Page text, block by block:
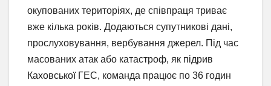
окупованих територіях, де співпраця триває
вже кілька років. Додаються супутникові дані,
прослуховування, вербування джерел. Під час
масованих атак або катастроф, як підрив
Каховської ГЕС, команда працює по 36 годин